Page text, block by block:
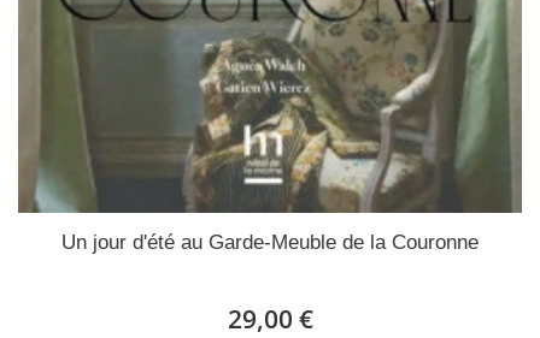
Un jour d'été au Garde-Meuble de la Couronne
29,00 €